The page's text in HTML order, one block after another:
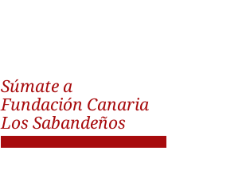
Súmate a
Fundación Canaria
Los Sabandeños